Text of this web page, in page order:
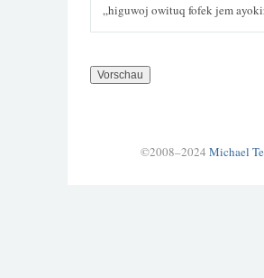
„higuwoj owituq fofek jem
©2008–2024 Michael